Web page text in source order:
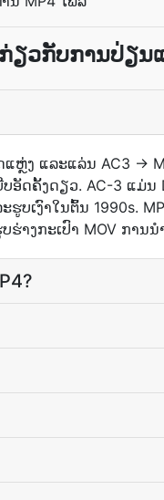
ຽວກັບການປ່ຽນ
ແຫຼ່ງ ແລະ​ແລ່ນ​ AC3 →
ບ​ອັດ​ຄັ້ງ​ດຽວ. AC-3 ແມ່ນ
ບເງົາໃນຕົ້ນ 1990s.
າງກະເປົາ MOV ການນໍ